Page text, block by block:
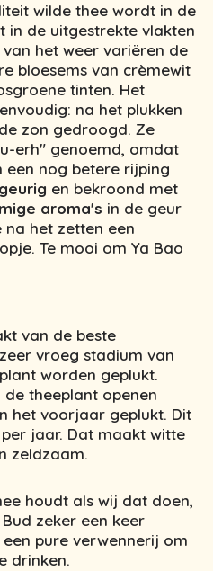
wilde thee wordt in de
in de uitgestrekte vlakten
het weer variëren de
bloesems van crèmewit
tinten. Het
na het plukken
zon gedroogd. Ze
erh" genoemd, omdat
nog betere rijping
en bekroond met
aroma's in de geur
het zetten een
Te mooi om Ya Bao
van de beste
vroeg stadium van
worden geplukt.
theeplant openen
het voorjaar geplukt. Dit
jaar. Dat maakt witte
zeldzaam.
houdt als wij dat doen,
zeker een keer
pure verwennerij om
drinken.